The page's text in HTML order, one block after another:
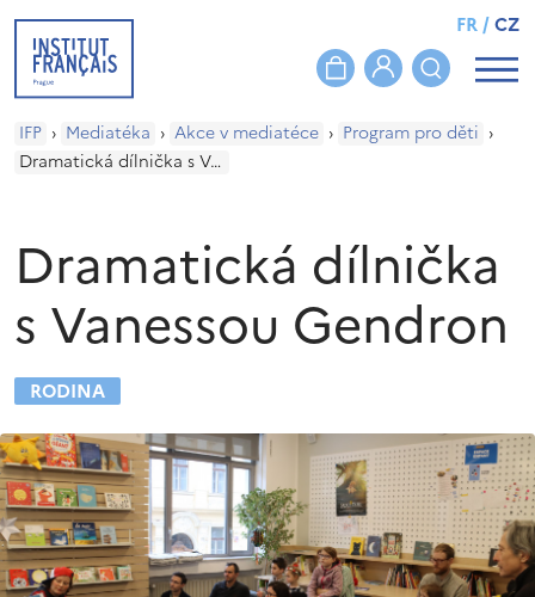
FR/CZ
IFP › Mediatéka › Akce v mediatéce › Program pro děti ›
Dramatická dílnička s Vanessou Gendron
Dramatická dílnička
s Vanessou Gendron
RODINA